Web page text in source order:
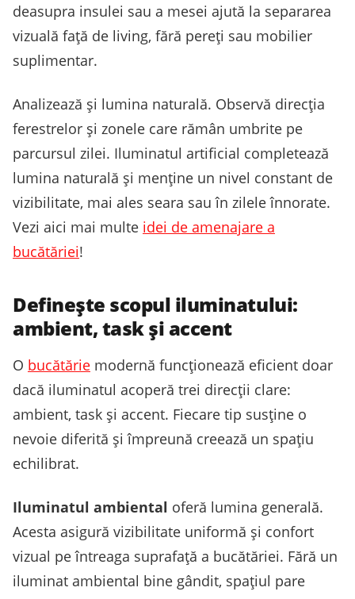
deasupra insulei sau a mesei ajută la separarea
vizuală față de living, fără pereți sau mobilier
suplimentar.
Analizează și lumina naturală. Observă direcția
ferestrelor și zonele care rămân umbrite pe
parcursul zilei. Iluminatul artificial completează
lumina naturală și menține un nivel constant de
vizibilitate, mai ales seara sau în zilele înnorate.
Vezi aici mai multe idei de amenajare a
bucătăriei!
Definește scopul iluminatului:
ambient, task și accent
O bucătărie modernă funcționează eficient doar
dacă iluminatul acoperă trei direcții clare:
ambient, task și accent. Fiecare tip susține o
nevoie diferită și împreună creează un spațiu
echilibrat.
Iluminatul ambiental oferă lumina generală.
Acesta asigură vizibilitate uniformă și confort
vizual pe întreaga suprafață a bucătăriei. Fără un
iluminat ambiental bine gândit, spațiul pare